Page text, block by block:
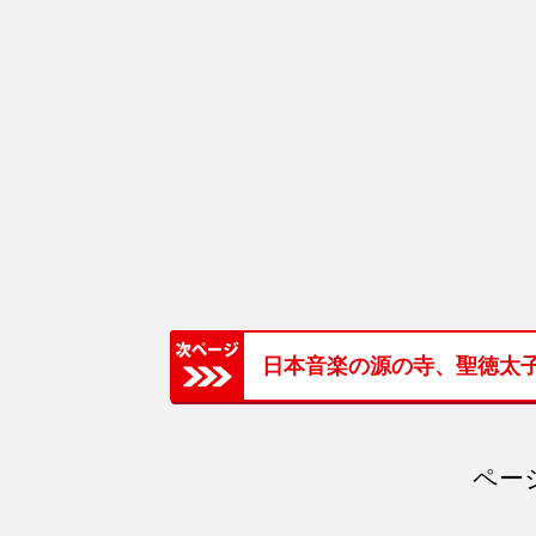
日本音楽の源の寺、聖徳太
ペー